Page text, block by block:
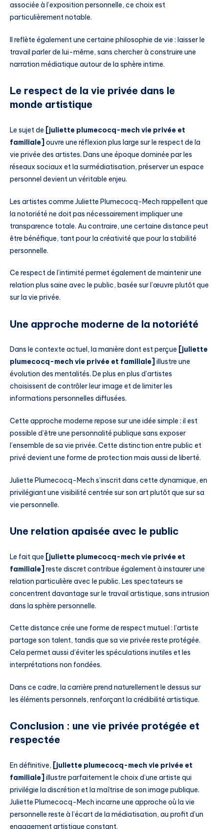
associée à l’exposition personnelle, ce choix est
particulièrement notable.
Il reflète également une certaine philosophie de vie : laisser le
travail parler de lui-même, sans chercher à construire une
narration médiatique autour de la sphère intime.
Le respect de la vie privée dans le
monde artistique
Le sujet de [juliette plumecocq-mech vie privée et
familiale] ouvre une réflexion plus large sur le respect de la
vie privée des artistes. Dans une époque dominée par les
réseaux sociaux et la surmédiatisation, préserver un espace
personnel devient un véritable enjeu.
Les artistes comme Juliette Plumecocq-Mech rappellent que
la notoriété ne doit pas nécessairement impliquer une
transparence totale. Au contraire, une certaine distance peut
être bénéfique, tant pour la créativité que pour la stabilité
personnelle.
Ce respect de l’intimité permet également de maintenir une
relation plus saine avec le public, basée sur l’œuvre plutôt que
sur la vie privée.
Une approche moderne de la notoriété
Dans le contexte actuel, la manière dont est perçue [juliette
plumecocq-mech vie privée et familiale] illustre une
évolution des mentalités. De plus en plus d’artistes
choisissent de contrôler leur image et de limiter les
informations personnelles diffusées.
Cette approche moderne repose sur une idée simple : il est
possible d’être une personnalité publique sans exposer
l’ensemble de sa vie privée. Cette distinction entre public et
privé devient une forme de protection mais aussi de liberté.
Juliette Plumecocq-Mech s’inscrit dans cette dynamique, en
privilégiant une visibilité centrée sur son art plutôt que sur sa
vie personnelle.
Une relation apaisée avec le public
Le fait que [juliette plumecocq-mech vie privée et
familiale] reste discret contribue également à instaurer une
relation particulière avec le public. Les spectateurs se
concentrent davantage sur le travail artistique, sans intrusion
dans la sphère personnelle.
Cette distance crée une forme de respect mutuel : l’artiste
partage son talent, tandis que sa vie privée reste protégée.
Cela permet aussi d’éviter les spéculations inutiles et les
interprétations non fondées.
Dans ce cadre, la carrière prend naturellement le dessus sur
les éléments personnels, renforçant la crédibilité artistique.
Conclusion : une vie privée protégée et
respectée
En définitive, [juliette plumecocq-mech vie privée et
familiale] illustre parfaitement le choix d’une artiste qui
privilégie la discrétion et la maîtrise de son image publique.
Juliette Plumecocq-Mech incarne une approche où la vie
personnelle reste à l’écart de la médiatisation, au profit d’un
engagement artistique constant.